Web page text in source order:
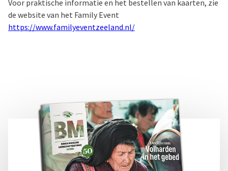
Voor praktische informatie en het bestellen van kaarten, zie
de website van het Family Event
https://www.familyeventzeeland.nl/